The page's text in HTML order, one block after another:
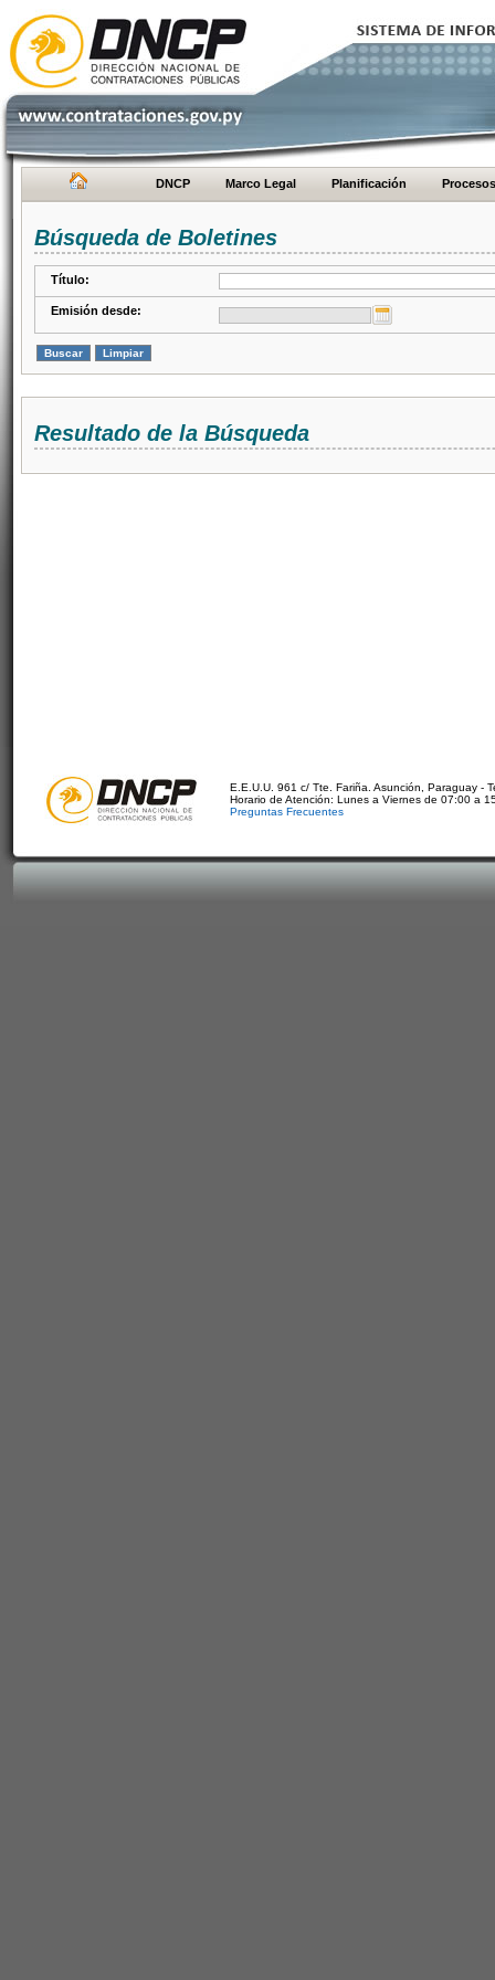
DNCP Marco Legal Planificación Procesos
Búsqueda de Boletines
Título:
Emisión desde:
Resultado de la Búsqueda
E.E.U.U. 961 c/ Tte. Fariña. Asunción, Paraguay -
Horario de Atención: Lunes a Viernes de 07:00 a
Preguntas Frecuentes